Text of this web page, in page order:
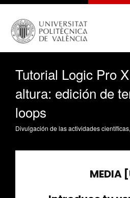
Tutorial Logic Pro
altura: edición de
loops